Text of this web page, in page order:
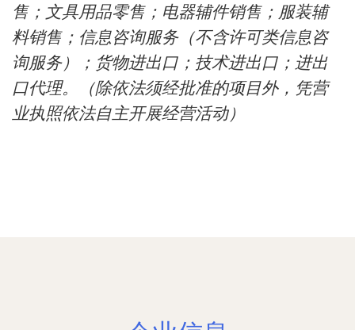
售；文具用品零售；电器辅件销售；服装辅
料销售；信息咨询服务（不含许可类信息咨
询服务）；货物进出口；技术进出口；进出
口代理。（除依法须经批准的项目外，凭营
业执照依法自主开展经营活动）